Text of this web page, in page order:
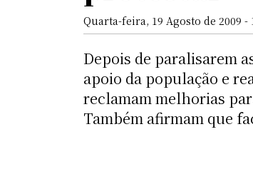
Quarta-feira, 19 Agosto de 2009 -
Depois de paralisarem
apoio da população e
reclamam melhorias
Também afirmam que